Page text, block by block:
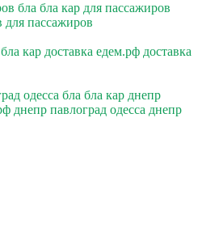
бла бла кар для пассажиров
для пассажиров
кар доставка едем.рф доставка
одесса бла бла кар днепр
днепр павлоград одесса днепр